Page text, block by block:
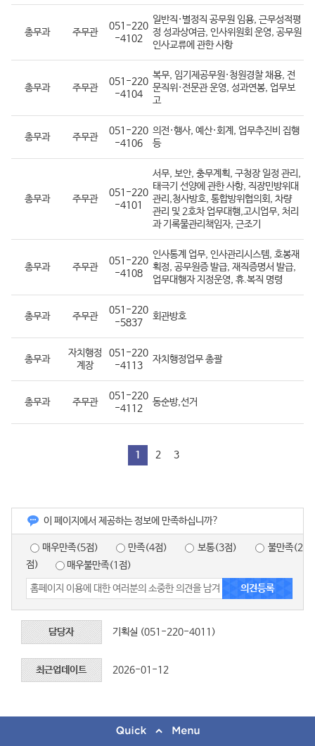
총무과 주무관
051-220
-4102
일반직·별정직 공무원 임용, 근무성적평
정 성과상여금, 인사위원회 운영, 공무원
인사교류에 관한 사항
총무과 주무관
051-220
-4104
복무, 임기제공무원·청원경찰 채용, 전
문직위·전문관 운영, 성과연봉, 업무보
고
총무과 주무관
051-220
-4106
의전·행사, 예산·회계, 업무추진비 집행
등
총무과 주무관
051-220
-4101
서무, 보안, 충무계획, 구청장 일정 관리,
태극기 선양에 관한 사항, 직장민방위대
관리,청사방호, 통합방위협의회, 차량
관리 및 2호차 업무대행,고시업무, 처리
과 기록물관리책임자, 근조기
총무과 주무관
051-220
-4108
인사통계 업무, 인사관리시스템, 호봉재
획정, 공무원증 발급, 재직증명서 발급,
업무대행자 지정운영, 휴.복직 명령
총무과 주무관
051-220
-5837
회관방호
총무과
자치행정
계장
051-220
-4113
자치행정업무 총괄
총무과 주무관
051-220
-4112
동순방,선거
1 2 3
이 페이지에서 제공하는 정보에 만족하십니까?
매우만족(5점) 만족(4점) 보통(3점)
점)
매우불만족(1점)
담당자 기획실 (051-220-4011)
최근업데이트 2026-01-12